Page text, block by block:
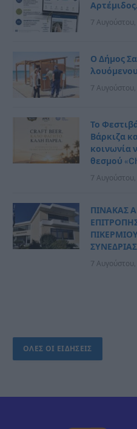
7
Ο Δήμος
7
Το
Βάρκιζα
κοινωνία
θεσμού
7
ΠΙΝΑΚΑΣ
7
ΟΛΕΣ ΟΙ ΕΙΔΗΣΕΙΣ